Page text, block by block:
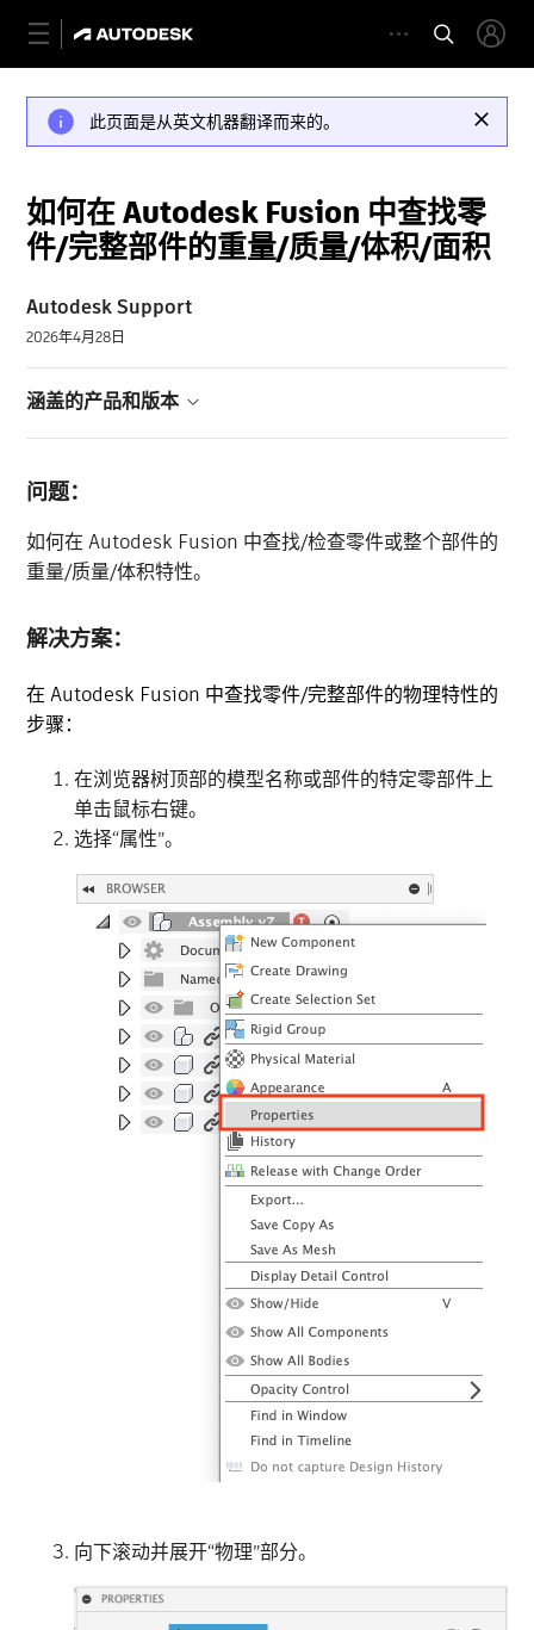
此页面是从英文机器翻译而来的。
如何在 Autodesk Fusion 中查找零
件/完整部件的重量/质量/体积/面积
Autodesk Support
2026年4月28日
涵盖的产品和版本
问题：
如何在 Autodesk Fusion 中查找/检查零件或整个部件的
重量/质量/体积特性。
解决方案：
在 Autodesk Fusion 中查找零件/完整部件的物理特性的
步骤：
在浏览器树顶部的模型名称或部件的特定零部件上
单击鼠标右键。
选择“属性”。
向下滚动并展开“物理”部分。